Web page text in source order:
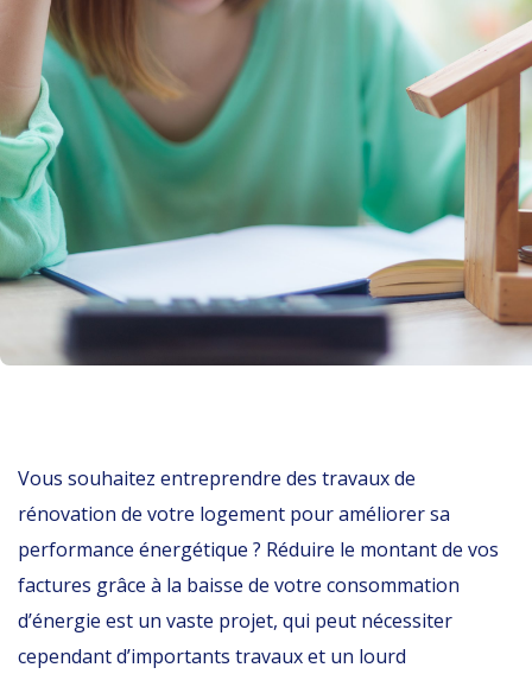
Vous souhaitez entreprendre des travaux de
rénovation de votre logement pour améliorer sa
performance énergétique ? Réduire le montant de vos
factures grâce à la baisse de votre consommation
d’énergie est un vaste projet, qui peut nécessiter
cependant d’importants travaux et un lourd